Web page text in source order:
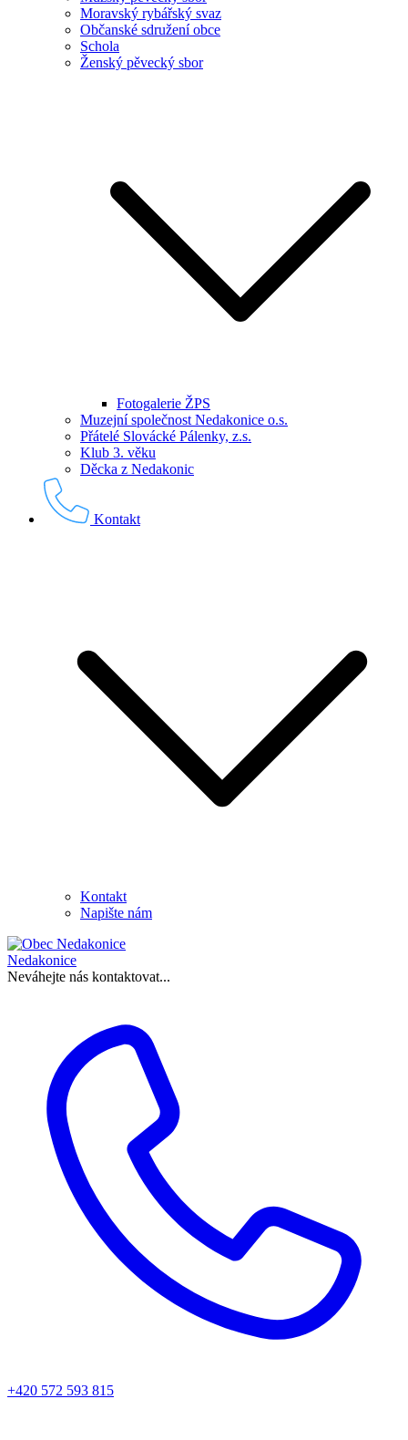
Moravský rybářský svaz
Občanské sdružení obce
Schola
Ženský pěvecký sbor
Fotogalerie ŽPS
Muzejní společnost Nedakonice o.s.
Přátelé Slovácké Pálenky, z.s.
Klub 3. věku
Děcka z Nedakonic
Kontakt
Kontakt
Napište nám
Nedakonice
Neváhejte nás kontaktovat...
+420 572 593 815